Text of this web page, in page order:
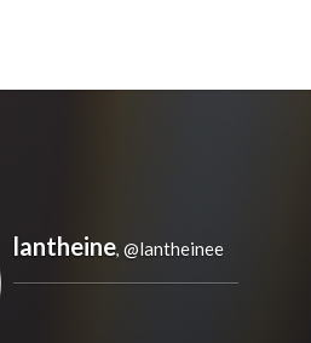
lantheine, @lantheinee